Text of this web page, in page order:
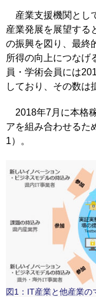
産業支援機関とし
産業発展を展望する
の振興を図り、最終
所得の向上につなげ
員・学術会員には
しており、その数は
2018年7月に本格
アを組み合わせるた
1）。
図1：IT産業と他産業の